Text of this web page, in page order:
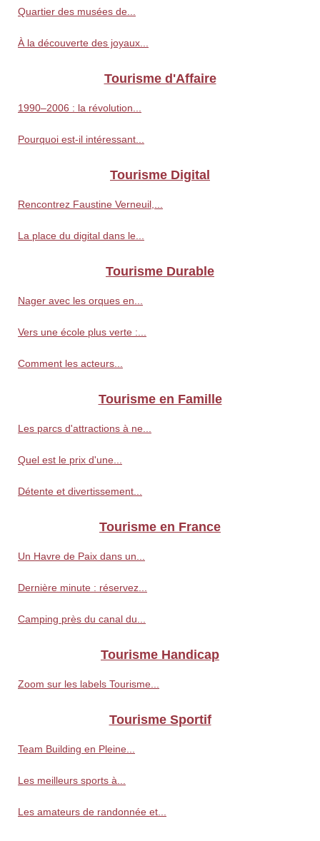
Quartier des musées de...
À la découverte des joyaux...
Tourisme d'Affaire
1990–2006 : la révolution...
Pourquoi est-il intéressant...
Tourisme Digital
Rencontrez Faustine Verneuil,...
La place du digital dans le...
Tourisme Durable
Nager avec les orques en...
Vers une école plus verte :...
Comment les acteurs...
Tourisme en Famille
Les parcs d'attractions à ne...
Quel est le prix d'une...
Détente et divertissement...
Tourisme en France
Un Havre de Paix dans un...
Dernière minute : réservez...
Camping près du canal du...
Tourisme Handicap
Zoom sur les labels Tourisme...
Tourisme Sportif
Team Building en Pleine...
Les meilleurs sports à...
Les amateurs de randonnée et...